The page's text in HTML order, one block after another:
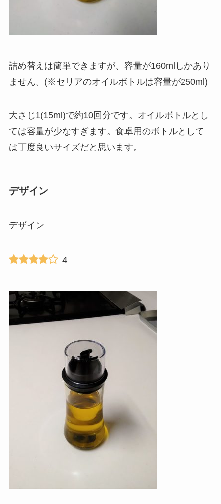
詰め替えは簡単できますが、容量が160mlしかあり
ません。(※セリアのオイルボトルは容量が250ml)
大さじ1(15ml)で約10回分です。オイルボトルとし
ては容量が少なすぎます。食卓用のボトルとして
は丁度良いサイズだと思います。
デザイン
デザイン
4